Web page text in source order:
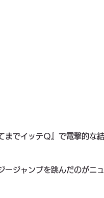
までイッテＱ』で電撃的な
ージャンプを跳んだのがニ